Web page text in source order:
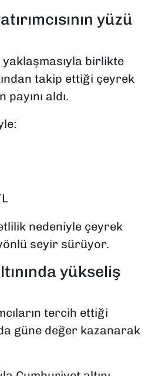
yüzü
birlikte
takip ettiği çeyrek
aldı.
nedeniyle çeyrek
seyir sürüyor.
yükseliş
tercih ettiği
güne değer kazanarak